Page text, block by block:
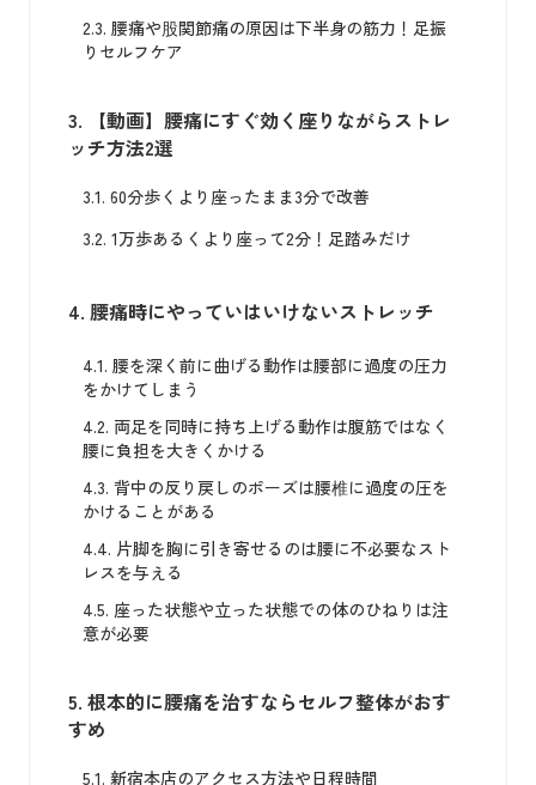
2.3. 腰痛や股関節痛の原因は下半身の筋力！足振
りセルフケア
3. 【動画】腰痛にすぐ効く座りながらストレ
ッチ方法2選
3.1. 60分歩くより座ったまま3分で改善
3.2. 1万歩あるくより座って2分！足踏みだけ
4. 腰痛時にやっていはいけないストレッチ
4.1. 腰を深く前に曲げる動作は腰部に過度の圧力
をかけてしまう
4.2. 両足を同時に持ち上げる動作は腹筋ではなく
腰に負担を大きくかける
4.3. 背中の反り戻しのポーズは腰椎に過度の圧を
かけることがある
4.4. 片脚を胸に引き寄せるのは腰に不必要なスト
レスを与える
4.5. 座った状態や立った状態での体のひねりは注
意が必要
5. 根本的に腰痛を治すならセルフ整体がおす
すめ
5.1. 新宿本店のアクセス方法や日程時間